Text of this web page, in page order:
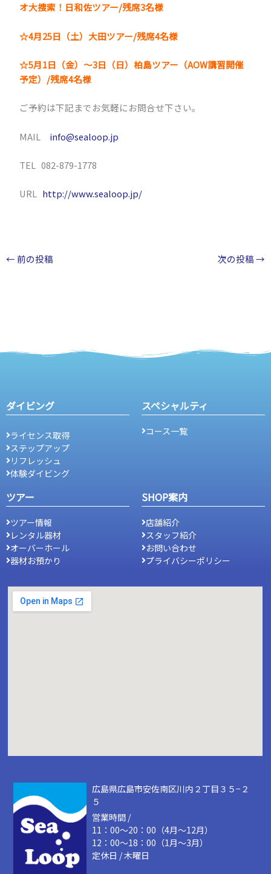
オ大捜索！日和佐ツアー/残席3名様
☆4月25日（土）大田ツアー/残席4名様
☆5月1日（金）～3日（日）柏島ツアー（AOW講習開催
予定）/残席4名様
ご予約は下記までお気軽にお問合せ下さい。
MAIL info@sealoop.jp
TEL 082-879-1778
URL http://www.sealoop.jp/
← 前の投稿 次の投稿→
ダイビング
ライセンス取得
ステップアップ
リフレッシュ
体験ダイビング
スペシャルティ
コース一覧
ツアー
ツアー情報
レンタル器材
オーバーホール
器材お預かり
SHOP案内
店舗紹介
スタッフ紹介
お問い合わせ
プライバシーポリシー
広島県広島市安佐南区川内２丁目３５−２
５
営業時間 /
11：00～20：00（4月～12月）
12：00～18：00（1月～3月）
定休日 / 木曜日